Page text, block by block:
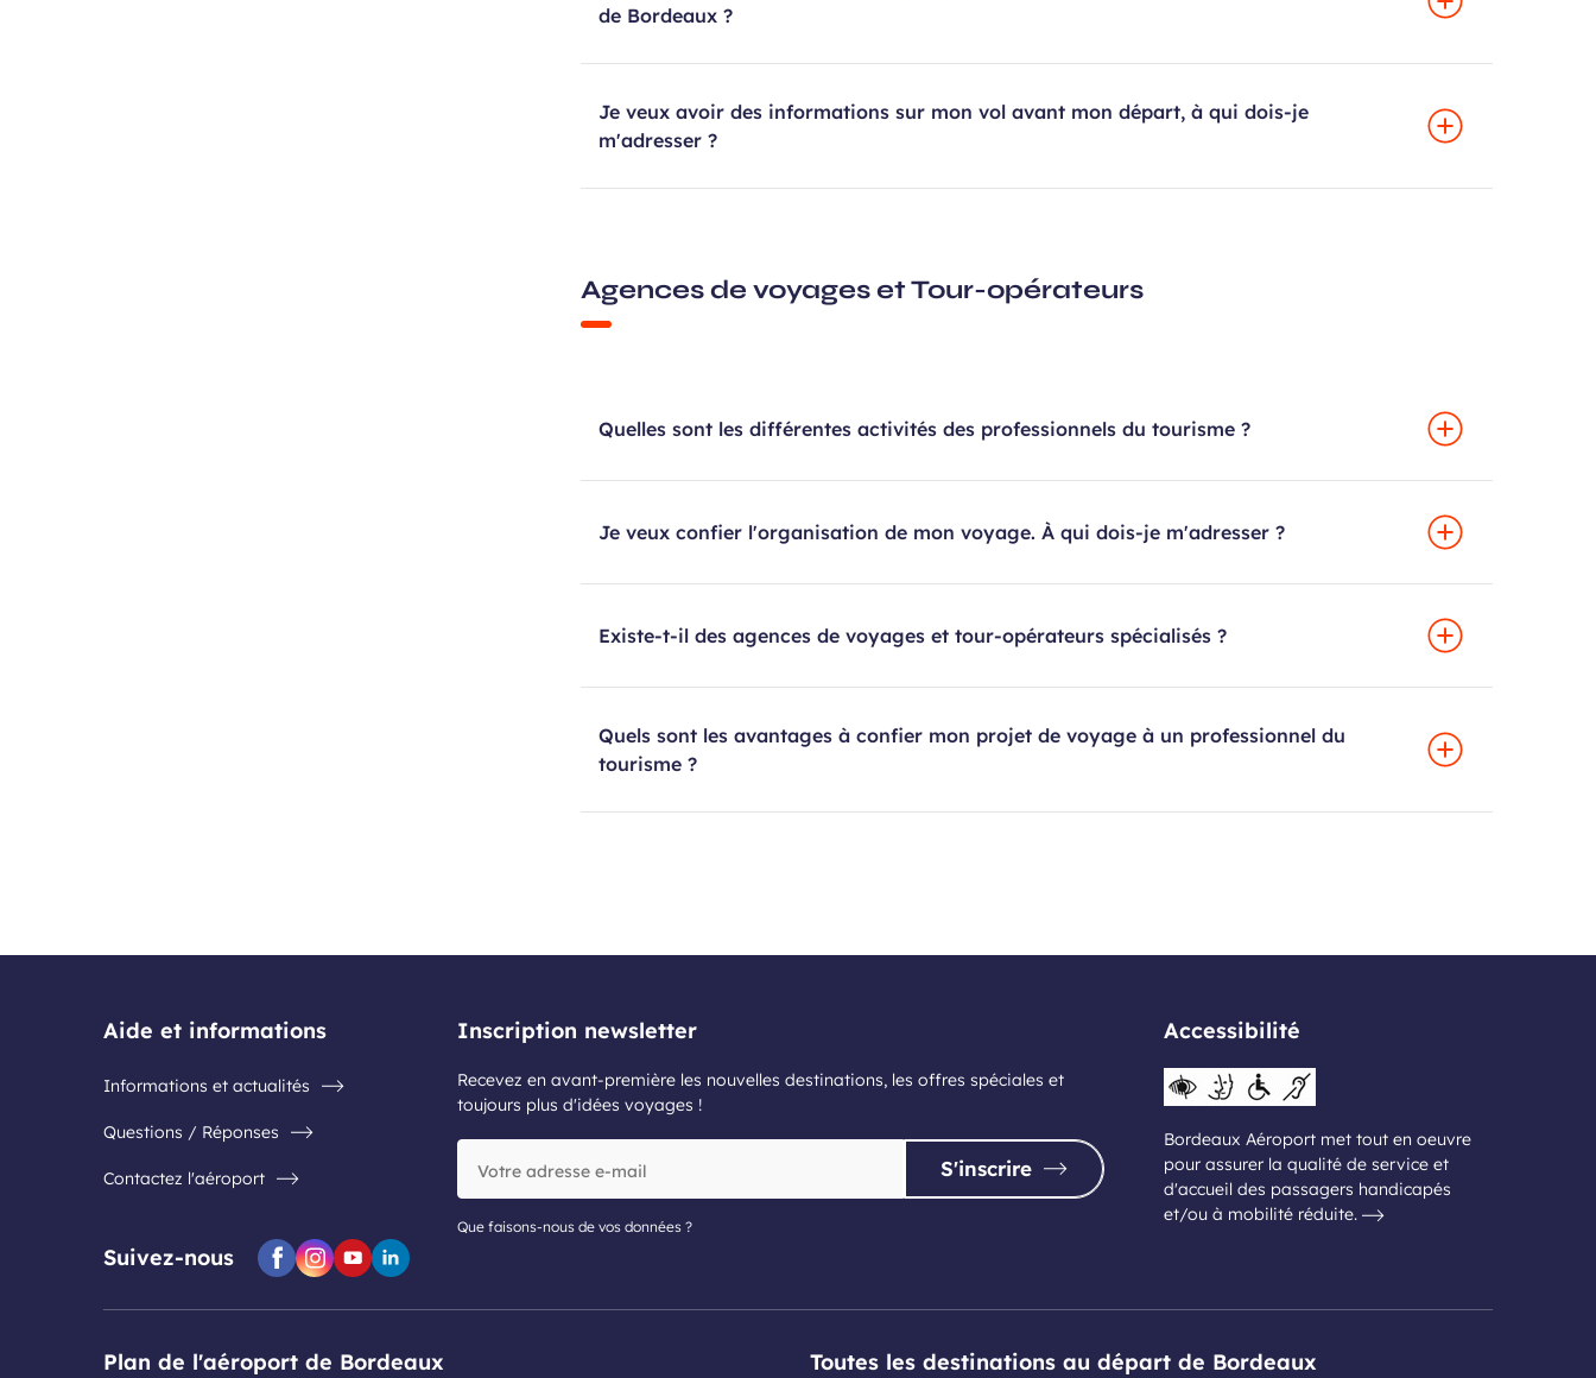
de Bordeaux ?
Je veux avoir des informations sur mon vol avant mon départ, à qui dois-je
m'adresser ?
Agences de voyages et Tour-opérateurs
Quelles sont les différentes activités des professionnels du tourisme ?
Je veux confier l'organisation de mon voyage. À qui dois-je m'adresser ?
Existe-t-il des agences de voyages et tour-opérateurs spécialisés ?
Quels sont les avantages à confier mon projet de voyage à un professionnel du
tourisme ?
Aide et informations
Informations et actualités
Questions / Réponses
Contactez l'aéroport
Suivez-nous Facebook
Instagram
YoutubeLinkedin
Inscription newsletter
Recevez en avant-première les nouvelles destinations, les offres spéciales et
toujours plus d'idées voyages !
adresse
e-
S'inscrire
Que faisons-nous de vos données ?
Accessibilité
Bordeaux Aéroport met tout en oeuvre
pour assurer la qualité de service et
d'accueil des passagers handicapés
et/ou à mobilité réduite.
Plan de l'aéroport de Bordeaux Toutes les destinations au départ de Bordeaux